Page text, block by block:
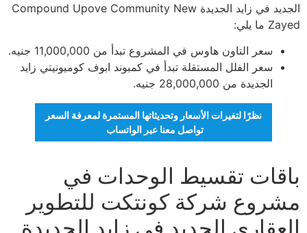
الجديد في زايد الجديدة Compound Upove Community New
Zayed ما يلي:
سعر التاون هاوس في المشروع تبدأ من 11,000,000 جنيه.
سعر الفلل المستقلة تبدأ في كمبوند ابوف كوميونيتي زايد
الجديدة من 28,000,000 جنيه.
نظرًا لتغيرات الأسعار وتحديثاتها المستمرة لمعرفة السعر
تواصل معنا عبر الواتساب
باقات تقسيط الوحدات في
مشروع شركة كونتكت للتطوير